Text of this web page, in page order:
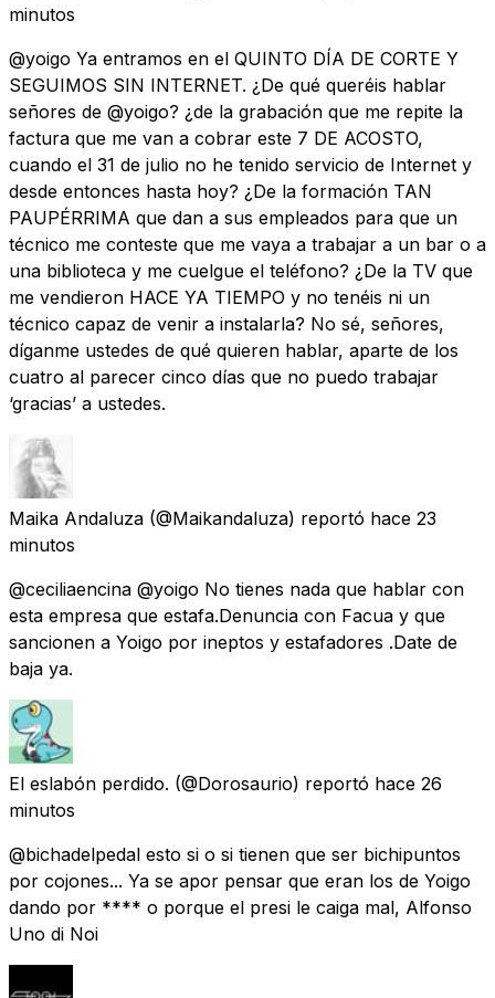
minutos
@yoigo Ya entramos en el QUINTO DÍA DE CORTE Y
SEGUIMOS SIN INTERNET. ¿De qué queréis hablar
señores de @yoigo? ¿de la grabación que me repite la
factura que me van a cobrar este 7 DE ACOSTO,
cuando el 31 de julio no he tenido servicio de Internet y
desde entonces hasta hoy? ¿De la formación TAN
PAUPÉRRIMA que dan a sus empleados para que un
técnico me conteste que me vaya a trabajar a un bar o a
una biblioteca y me cuelgue el teléfono? ¿De la TV que
me vendieron HACE YA TIEMPO y no tenéis ni un
técnico capaz de venir a instalarla? No sé, señores,
díganme ustedes de qué quieren hablar, aparte de los
cuatro al parecer cinco días que no puedo trabajar
‘gracias’ a ustedes.
Maika Andaluza (@Maikandaluza) reportó hace 23
minutos
@ceciliaencina @yoigo No tienes nada que hablar con
esta empresa que estafa.Denuncia con Facua y que
sancionen a Yoigo por ineptos y estafadores .Date de
baja ya.
El eslabón perdido. (@Dorosaurio) reportó hace 26
minutos
@bichadelpedal esto si o si tienen que ser bichipuntos
por cojones... Ya se apor pensar que eran los de Yoigo
dando por **** o porque el presi le caiga mal, Alfonso
Uno di Noi